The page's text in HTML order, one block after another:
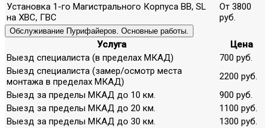
Установка 1-го Магистрального Корпуса ВВ, SL
на ХВС, ГВС
От 3800
руб.
Обслуживание Пурифайеров. Основные работы.
Услуга
Цена
Выезд специалиста (в пределах МКАД)
700 руб.
Выезд специалиста (замер/осмотр места
монтажа в пределах МКАД)
2200 руб.
Выезд за пределы МКАД до 10 км.
900 руб.
Выезд за пределы МКАД до 20 км.
1100 руб.
Выезд за пределы МКАД до 30 км.
1300 руб.